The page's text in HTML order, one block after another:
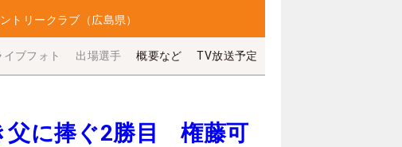
トリークラブ（広島県）
イブフォト 出場選手 概要など TV放送予定
父に捧ぐ2勝目 権藤可